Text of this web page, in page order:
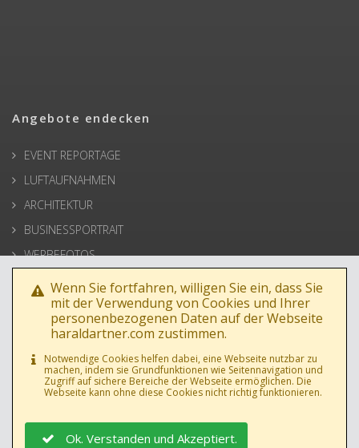
Angebote endecken
EVENT REPORTAGE
LUFTAUFNAHMEN
ARCHITEKTUR
BUSINESSPORTRAIT
WERBEFOTOS
HOCHZEIT
PRESSE
DATENSCHUTZ | AGB | IMPRESSUM
Wenn Sie fortfahren, willigen Sie ein, dass Sie
mit der Verwendung von Cookies und Ihrer
personenbezogenen Daten auf der Webseite
haraldartner.com zustimmen.
Notwendige Cookies helfen dabei, eine Webseite nutzbar zu
machen, indem sie Grundfunktionen wie Seitennavigation und
Zugriff auf sichere Bereiche der Webseite ermöglichen. Die
Webseite kann ohne diese Cookies nicht richtig funktionieren.
Ok. Verstanden und Akzeptiert.